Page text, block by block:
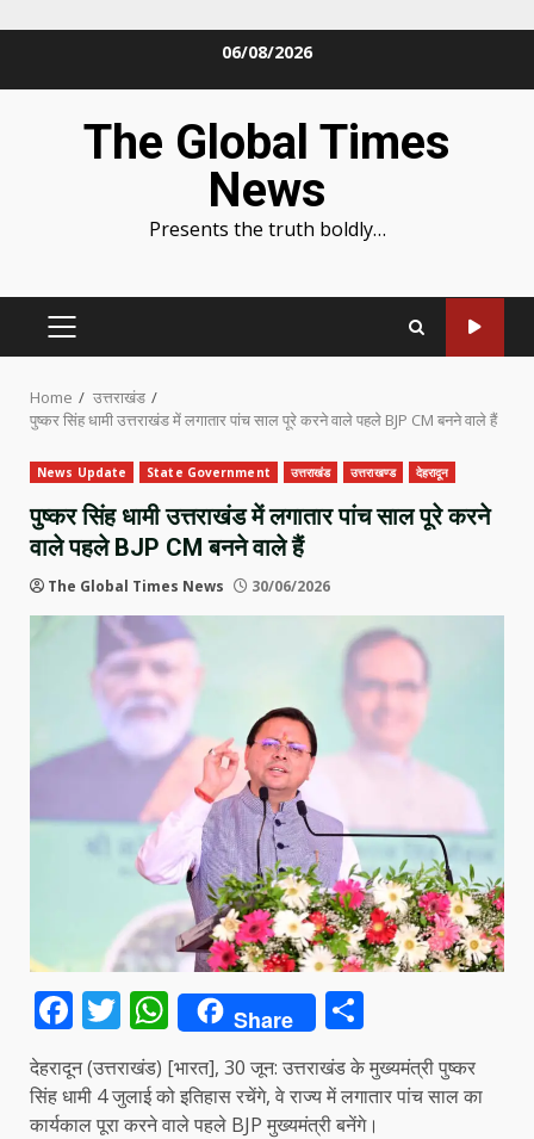
06/08/2026
The Global Times
News
Presents the truth boldly…
PRIMARY
Home
उत्तराखंड
पुष्कर सिंह धामी उत्तराखंड में लगातार पांच साल पूरे करने वाले पहले BJP CM बनने वाले हैं
News Update State Government उत्तराखंड उत्तराखण्ड देहरादून
पुष्कर सिंह धामी उत्तराखंड में लगातार पांच साल पूरे करने
वाले पहले BJP CM बनने वाले हैं
The Global Times News 30/06/2026
Facebook
Twitter
WhatsApp
Share
देहरादून (उत्तराखंड) [भारत], 30 जून: उत्तराखंड के मुख्यमंत्री पुष्कर
सिंह धामी 4 जुलाई को इतिहास रचेंगे, वे राज्य में लगातार पांच साल का
कार्यकाल पूरा करने वाले पहले BJP मुख्यमंत्री बनेंगे।